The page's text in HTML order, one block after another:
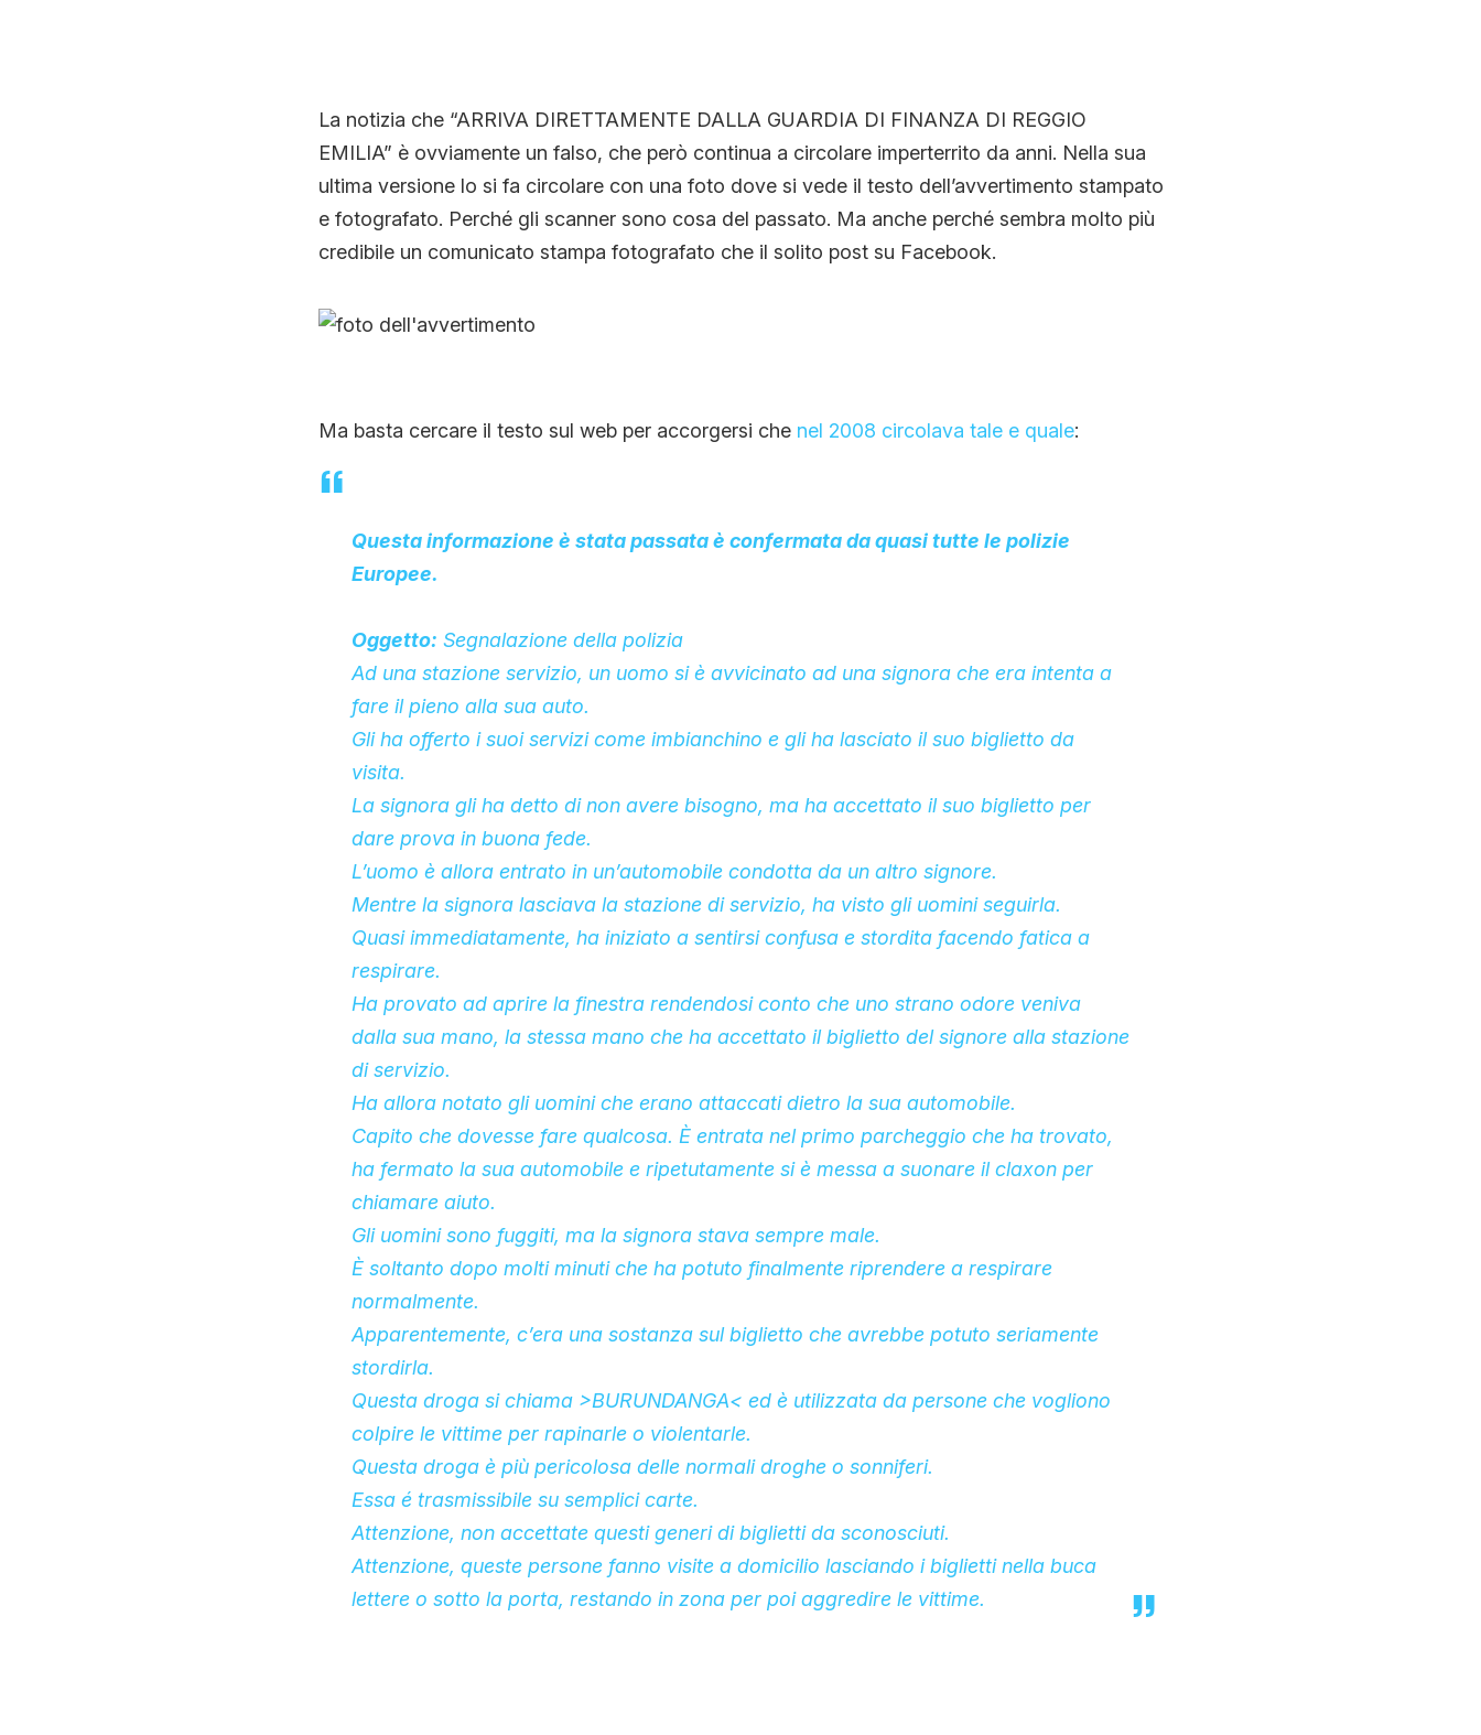
CHI SIAMO
La notizia che “ARRIVA DIRETTAMENTE DALLA GUARDIA DI FINANZA DI REGGIO
EMILIA” è ovviamente un falso, che però continua a circolare imperterrito da anni. Nella sua
ultima versione lo si fa circolare con una foto dove si vede il testo dell’avvertimento stampato
e fotografato. Perché gli scanner sono cosa del passato. Ma anche perché sembra molto più
credibile un comunicato stampa fotografato che il solito post su Facebook.
Ma basta cercare il testo sul web per accorgersi che nel 2008 circolava tale e quale:
Questa informazione è stata passata è confermata da quasi tutte le polizie
Europee.
Oggetto: Segnalazione della polizia
Ad una stazione servizio, un uomo si è avvicinato ad una signora che era intenta a
fare il pieno alla sua auto.
Gli ha offerto i suoi servizi come imbianchino e gli ha lasciato il suo biglietto da
visita.
La signora gli ha detto di non avere bisogno, ma ha accettato il suo biglietto per
dare prova in buona fede.
L’uomo è allora entrato in un’automobile condotta da un altro signore.
Mentre la signora lasciava la stazione di servizio, ha visto gli uomini seguirla.
Quasi immediatamente, ha iniziato a sentirsi confusa e stordita facendo fatica a
respirare.
Ha provato ad aprire la finestra rendendosi conto che uno strano odore veniva
dalla sua mano, la stessa mano che ha accettato il biglietto del signore alla stazione
di servizio.
Ha allora notato gli uomini che erano attaccati dietro la sua automobile.
Capito che dovesse fare qualcosa. È entrata nel primo parcheggio che ha trovato,
ha fermato la sua automobile e ripetutamente si è messa a suonare il claxon per
chiamare aiuto.
Gli uomini sono fuggiti, ma la signora stava sempre male.
È soltanto dopo molti minuti che ha potuto finalmente riprendere a respirare
normalmente.
Apparentemente, c’era una sostanza sul biglietto che avrebbe potuto seriamente
stordirla.
Questa droga si chiama >BURUNDANGA< ed è utilizzata da persone che vogliono
colpire le vittime per rapinarle o violentarle.
Questa droga è più pericolosa delle normali droghe o sonniferi.
Essa é trasmissibile su semplici carte.
Attenzione, non accettate questi generi di biglietti da sconosciuti.
Attenzione, queste persone fanno visite a domicilio lasciando i biglietti nella buca
lettere o sotto la porta, restando in zona per poi aggredire le vittime.